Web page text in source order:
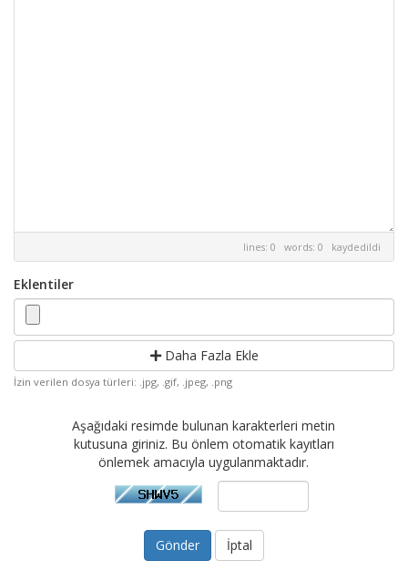
lines: 0 words: 0 kaydedildi
Eklentiler
Daha Fazla Ekle
İzin verilen dosya türleri: .jpg, .gif, .jpeg, .png
Aşağıdaki resimde bulunan karakterleri metin
kutusuna giriniz. Bu önlem otomatik kayıtları
önlemek amacıyla uygulanmaktadır.
İptal